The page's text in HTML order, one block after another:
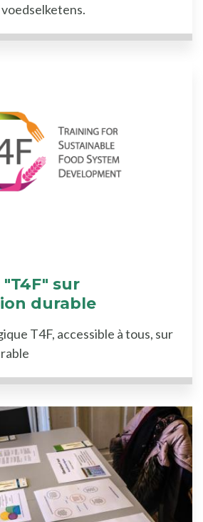
"T4F" sur
durable
T4F, accessible à tous, sur